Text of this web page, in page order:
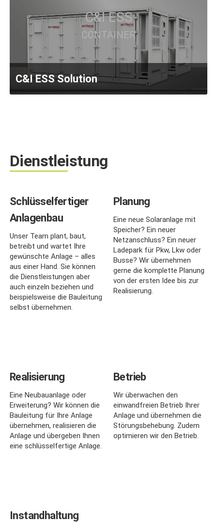
C&I ESS
CONTAINER
C&I ESS Solution
Dienstleistung
Schlüsselfertiger
Anlagenbau
Unser Team plant, baut,
betreibt und wartet Ihre
gewünschte Anlage – alles
aus einer Hand. Sie können
die Dienstleistungen aber
auch einzeln beziehen und
beispielsweise die Bauleitung
selbst übernehmen.
Planung
Eine neue Solaranlage mit
Speicher? Ein neuer
Netzanschluss? Ein neuer
Ladepark für Pkw, Lkw oder
Busse? Wir übernehmen
gerne die komplette Planung
von der ersten Idee bis zur
Realisierung.
Realisierung
Eine Neubauanlage oder
Erweiterung? Wir können die
Bauleitung für Ihre Anlage
übernehmen, realisieren die
Anlage und übergeben Ihnen
eine schlüsselfertige Anlage.
Betrieb
Wir überwachen den
einwandfreien Betrieb Ihrer
Anlage und übernehmen die
Störungsbehebung. Zudem
optimieren wir den Betrieb.
Instandhaltung